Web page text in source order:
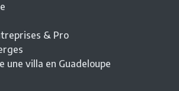
& Pro
une villa en Guadeloupe